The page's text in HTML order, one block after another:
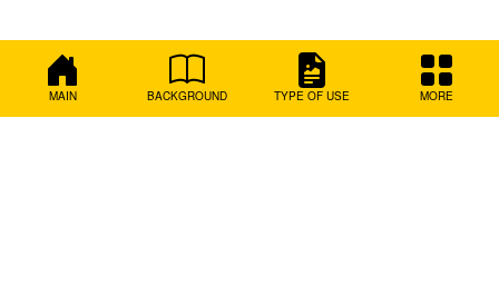
MAIN BACKGROUND TYPE OF USE MORE